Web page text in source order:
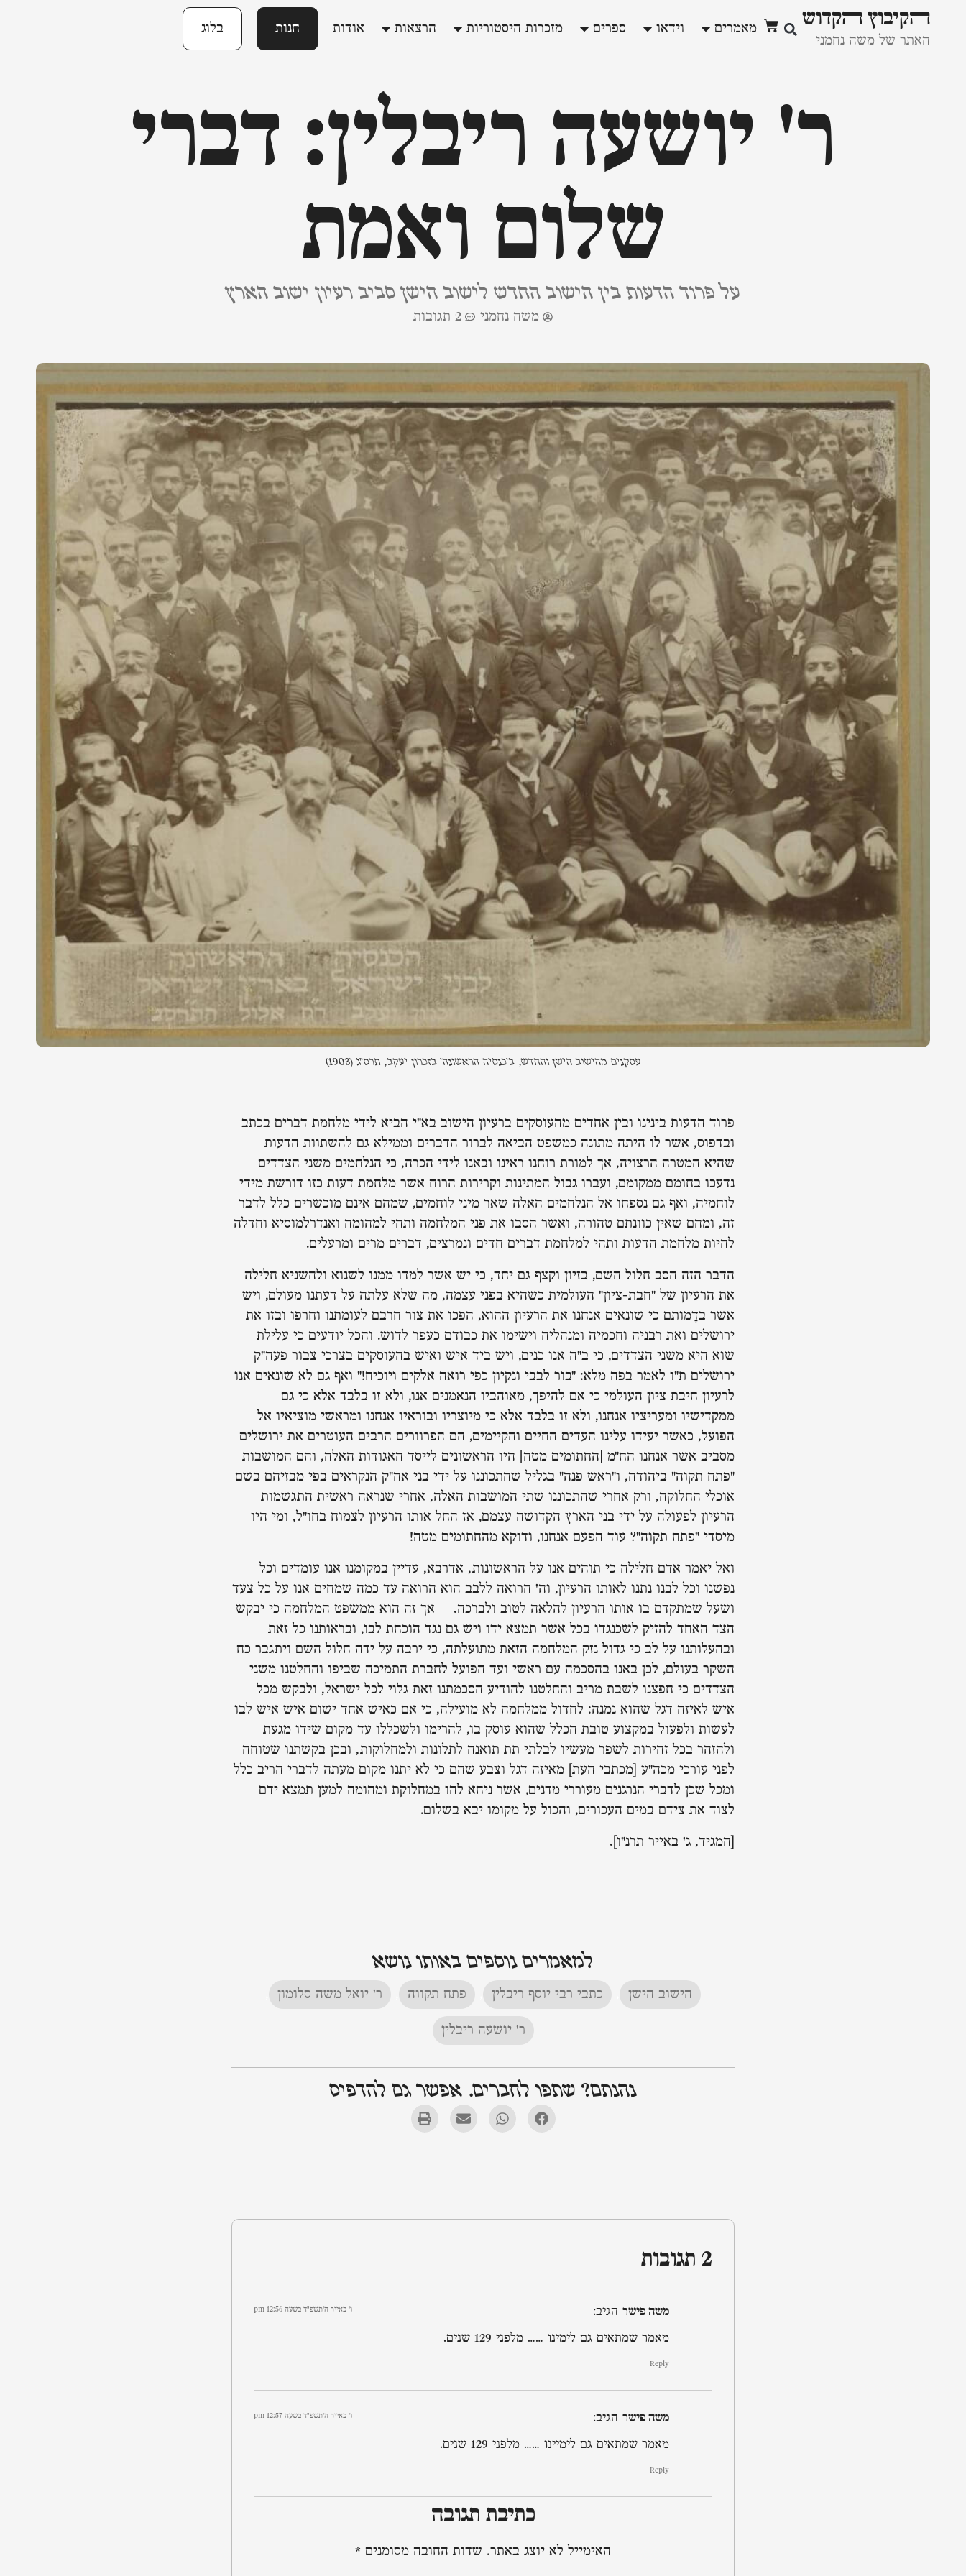
ﬣקיבוץ ﬣקדוש
האתר של משה נחמני
מאמרים וידאו ספרים מזכרות היסטוריות הרצאות אודות חנות בלוג
ר' יושעה ריבלין: דברי
שלום ואמת
על פרוד הדעות בין הישוב החדש לישוב הישן סביב רעיון ישוב הארץ
משה נחמני 2 תגובות
עסקנים מהישוב הישן והחדש, ב'כנסיה הראשונה' בזכרון יעקב, תרס"ג (1903)
פרוד הדעות בינינו ובין אחדים מהעוסקים ברעיון הישוב בא"י הביא לידי מלחמת דברים בכתב
ובדפוס, אשר לו היתה מתונה כמשפט הביאה לברור הדברים וממילא גם להשתוות הדעות
שהיא המטרה הרצויה, אך למורת רוחנו ראינו ובאנו לידי הכרה, כי הנלחמים משני הצדדים
נדעכו בחומם ממקומם, ועברו גבול המתינות וקרירות הרוח אשר מלחמת דעות כזו דורשת מידי
לוחמיה, ואף גם נספחו אל הנלחמים האלה שאר מיני לוחמים, שמהם אינם מוכשרים כלל לדבר
זה, ומהם שאין כוונתם טהורה, ואשר הסבו את פני המלחמה ותהי למהומה ואנדרלמוסיא וחדלה
להיות מלחמת הדעות ותהי למלחמת דברים חדים ונמרצים, דברים מרים ומרעלים.
הדבר הזה הסב חלול השם, בזיון וקצף גם יחד, כי יש אשר למדו ממנו לשנוא ולהשניא חלילה
את הרעיון של "חבת-ציון" העולמית כשהיא בפני עצמה, מה שלא עלתה על דעתנו מעולם, ויש
אשר בדָמותם כי שונאים אנחנו את הרעיון ההוא, הפכו את צור חרבם לעומתנו וחרפו ובזו את
ירושלים ואת רבניה וחכמיה ומנהליה וישימו את כבודם כעפר לדוש. והכל יודעים כי עלילת
שוא היא משני הצדדים, כי ב"ה אנו כנים, ויש ביד איש ואיש בהעוסקים בצרכי צבור פעה"ק
ירושלים ת"ו לאמר בפה מלא: "בור לבבי ונקיון כפי רואה אלקים ויוכיח!" ואף גם לא שונאים אנו
לרעיון חיבת ציון העולמי כי אם להיפך, מאוהביו הנאמנים אנו, ולא זו בלבד אלא כי גם
ממקדישיו ומעריציו אנחנו, ולא זו בלבד אלא כי מיוצריו ובוראיו אנחנו ומראשי מוציאיו אל
הפועל, כאשר יעידו עלינו העדים החיים והקיימים, הם הפרוורים הרבים העוטרים את ירושלים
מסביב אשר אנחנו הח"מ [החתומים מטה] היו הראשונים לייסד האגודות האלה, והם המושבות
"פתח תקוה" ביהודה, ו"ראש פנה" בגליל שהתכוננו על ידי בני אה"ק הנקראים בפי מבזיהם בשם
אוכלי החלוקה, ורק אחרי שהתכוננו שתי המושבות האלה, אחרי שנראה ראשית התגשמות
הרעיון לפעולה על ידי בני הארץ הקדושה עצמם, אז החל אותו הרעיון לצמוח בחו"ל, ומי היו
מיסדי "פתח תקוה"? עוד הפעם אנחנו, ודוקא מהחתומים מטה!
ואל יאמר אדם חלילה כי תוהים אנו על הראשונות, אדרבא, עדיין במקומנו אנו עומדים וכל
נפשנו וכל לבנו נתנו לאותו הרעיון, וה' הרואה ללבב הוא הרואה עד כמה שמחים אנו על כל צעד
ושעל שמתקדם בו אותו הרעיון להלאה לטוב ולברכה. – אך זה הוא ממשפט המלחמה כי יבקש
הצד האחד להזיק לשכנגדו בכל אשר תמצא ידו ויש גם נגד הוכחת לבו, ובראותנו כל זאת
ובהעלותנו על לב כי גדול נזק המלחמה הזאת מתועלתה, כי ירבה על ידה חלול השם ויתגבר כח
השקר בעולם, לכן באנו בהסכמה עם ראשי ועד הפועל לחברת התמיכה שביפו והחלטנו משני
הצדדים כי חפצנו לשבת מריב והחלטנו להודיע הסכמתנו זאת גלוי לכל ישראל, ולבקש מכל
איש לאיזה דגל שהוא נמנה: לחדול ממלחמה לא מועילה, כי אם כאיש אחד ישום איש איש לבו
לעשות ולפעול במקצוע טובת הכלל שהוא עוסק בו, להרימו ולשכללו עד מקום שידו מגעת
ולהזהר בכל זהירות לשפר מעשיו לבלתי תת תואנה לתלונות ולמחלוקות, ובכן בקשתנו שטוחה
לפני עורכי מכה"ע [מכתבי העת] מאיזה דגל וצבע שהם כי לא יתנו מקום מעתה לדברי הריב כלל
ומכל שכן לדברי הנרגנים מעוררי מדנים, אשר ניחא להו במחלוקת ומהומה למען תמצא ידם
לצוד את צידם במים העכורים, והכול על מקומו יבא בשלום.
[המגיד, ג' באייר תרנ"ו].
למאמרים נוספים באותו נושא
הישוב הישן כתבי רבי יוסף ריבלין פתח תקווה ר' יואל משה סלומון
ר' יושעה ריבלין
נהנתם? שתפו לחברים. אפשר גם להדפיס
2 תגובות
משה פישר הגיב: ו׳ באייר ה׳תשפ״ד בשעה 12:56 pm
מאמר שמתאים גם לימינו …… מלפני 129 שנים.
Reply
משה פישר הגיב: ו׳ באייר ה׳תשפ״ד בשעה 12:57 pm
מאמר שמתאים גם לימיינו …… מלפני 129 שנים.
Reply
כתיבת תגובה
האימייל לא יוצג באתר. שדות החובה מסומנים *